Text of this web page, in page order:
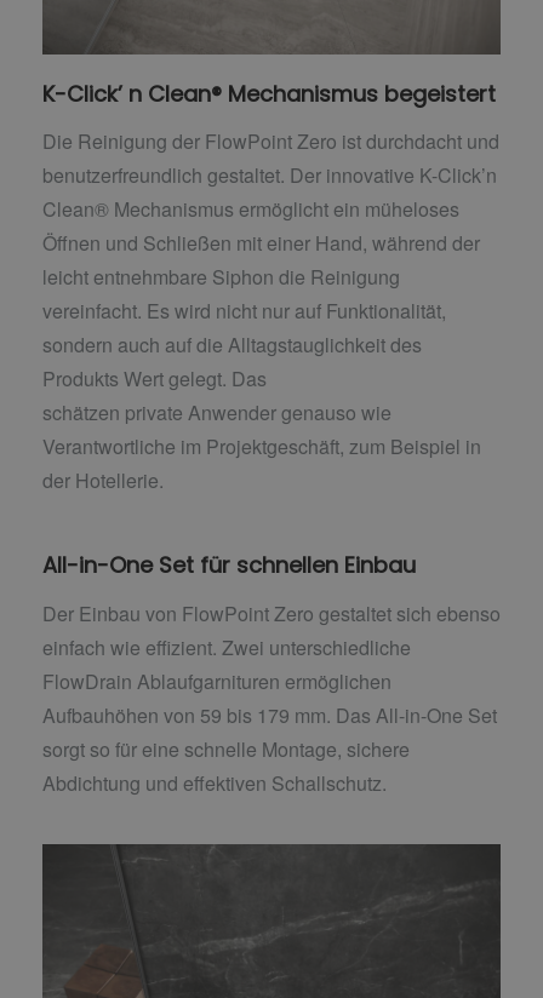
K-Click’ n Clean® Mechanismus begeistert
Die Reinigung der FlowPoint Zero ist durchdacht und
benutzerfreundlich gestaltet. Der innovative K-Click’n
Clean® Mechanismus ermöglicht ein müheloses
Öffnen und Schließen mit einer Hand, während der
leicht entnehmbare Siphon die Reinigung
vereinfacht. Es wird nicht nur auf Funktionalität,
sondern auch auf die Alltagstauglichkeit des
Produkts Wert gelegt. Das
schätzen private Anwender genauso wie
Verantwortliche im Projektgeschäft, zum Beispiel in
der Hotellerie.
All-in-One Set für schnellen Einbau
Der Einbau von FlowPoint Zero gestaltet sich ebenso
einfach wie effizient. Zwei unterschiedliche
FlowDrain Ablaufgarnituren ermöglichen
Aufbauhöhen von 59 bis 179 mm. Das All-in-One Set
sorgt so für eine schnelle Montage, sichere
Abdichtung und effektiven Schallschutz.